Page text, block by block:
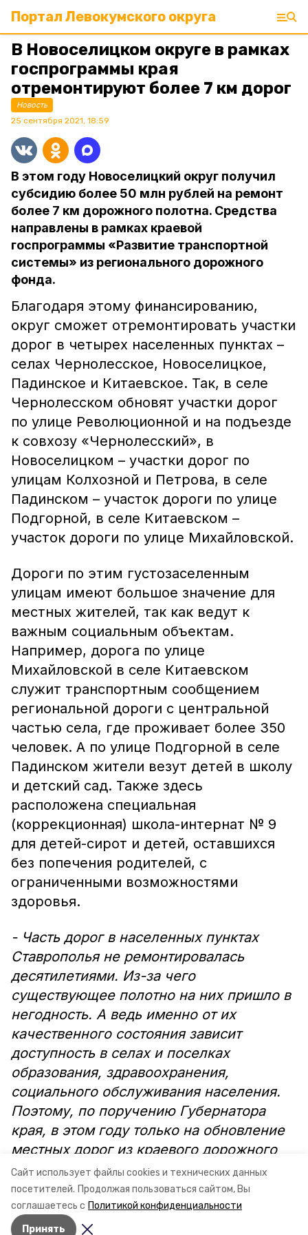
Сайт использует файлы cookies и технических данных
посетителей. Продолжая пользоваться сайтом, Вы
соглашаетесь с Политикой конфиденциальности
Принять
Портал Левокумского округа
В Новоселицком округе в рамках
госпрограммы края
отремонтируют более 7 км дорог
Новость
25 сентября 2021, 18:59
В этом году Новоселицкий округ получил
субсидию более 50 млн рублей на ремонт
более 7 км дорожного полотна. Средства
направлены в рамках краевой
госпрограммы «Развитие транспортной
системы» из регионального дорожного
фонда.
Благодаря этому финансированию,
округ сможет отремонтировать участки
дорог в четырех населенных пунктах –
селах Чернолесское, Новоселицкое,
Падинское и Китаевское. Так, в селе
Чернолесском обновят участки дорог
по улице Революционной и на подъезде
к совхозу «Чернолесский», в
Новоселицком – участки дорог по
улицам Колхозной и Петрова, в селе
Падинском – участок дороги по улице
Подгорной, в селе Китаевском –
участок дороги по улице Михайловской.
Дороги по этим густозаселенным
улицам имеют большое значение для
местных жителей, так как ведут к
важным социальным объектам.
Например, дорога по улице
Михайловской в селе Китаевском
служит транспортным сообщением
региональной дороги с центральной
частью села, где проживает более 350
человек. А по улице Подгорной в селе
Падинском жители везут детей в школу
и детский сад. Также здесь
расположена специальная
(коррекционная) школа-интернат № 9
для детей-сирот и детей, оставшихся
без попечения родителей, с
ограниченными возможностями
здоровья.
- Часть дорог в населенных пунктах
Ставрополья не ремонтировалась
десятилетиями. Из-за чего
существующее полотно на них пришло в
негодность. А ведь именно от их
качественного состояния зависит
доступность в селах и поселках
образования, здравоохранения,
социального обслуживания населения.
Поэтому, по поручению Губернатора
края, в этом году только на обновление
местных дорог из краевого дорожного
фонда мы направили 5,9 млрд рублей, -
подчеркнул министр Евгений Штепа.
Авторы: Ольга Винницкая